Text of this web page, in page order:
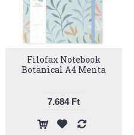
Filofax Notebook
Botanical A4 Menta
7.684 Ft